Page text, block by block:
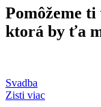
Pomôžeme
ktorá by ťa
Svadba
Zisti viac